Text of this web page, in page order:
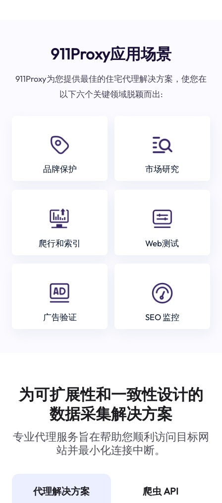
911Proxy应用场景
911Proxy为您提供最佳的住宅代理解决方案，使您在
以下六个关键领域脱颖而出:
品牌保护 市场研究
爬行和索引 Web测试
广告验证 SEO 监控
为可扩展性和一致性设计的
数据采集解决方案
专业代理服务旨在帮助您顺利访问目标网
站并最小化连接中断。
代理解决方案 爬虫 API